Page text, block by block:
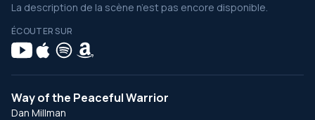
La description de la scène n’est pas encore disponible.
ÉCOUTER SUR
Way of the Peaceful Warrior
Dan Millman